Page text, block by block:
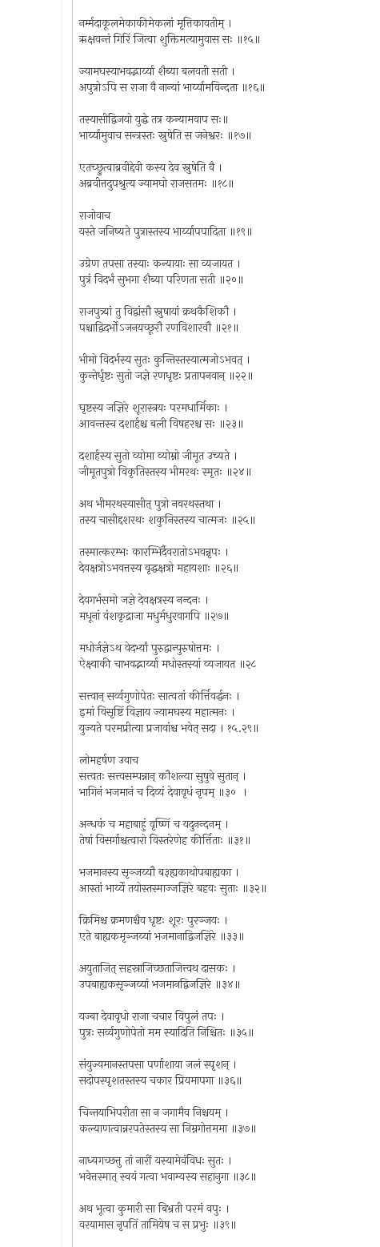
नर्म्मदाकूलमेकाकीमेकलां मृत्तिकावतीम् ।
ऋक्षवन्तं गिरिं जित्वा शुक्तिमत्यामुवास सः ॥१५॥
ज्यामघस्याभवद्भार्य्या शैब्या बलवती सती ।
अपुत्रोऽपि स राजा वै नान्यां भार्य्यामविन्दता ॥१६॥
तस्यासीद्विजयो युद्धे तत्र कन्यामवाप सः॥
भार्य्यामुवाच सन्त्रस्तः स्नुषेति स जनेश्वरः ॥१७॥
एतच्छ्रुत्वाब्रवीद्देवी कस्य देव स्नुषेति वै ।
अब्रवीत्तदुपश्रुत्य ज्यामघो राजसतमः ॥१८॥
राजोवाच
यस्ते जनिष्यते पुत्रास्तस्य भार्य्यापपादिता ॥१९॥
उग्रेण तपसा तस्याः कन्यायाः सा व्यजायत ।
पुत्रं विदर्भं सुभगा शैब्या परिणता सती ॥२०॥
राजपुत्र्यां तु विद्वांसौ स्नुषायां क्रथकैशिकौ ।
पश्चाद्विदर्भोऽजनयच्छूरौ रणविशारवौ ॥२१॥
भीमो विदर्भस्य सुतः कुन्तिस्तस्यात्मजोऽभवत् ।
कुन्तेर्धृष्टः सुतो जज्ञे रणधृष्टः प्रतापनवान् ॥२२॥
घृष्टस्य जज्ञिरे शूरास्त्रयः परमधार्मिकाः ।
आवन्तस्च दशार्हश्च बली विषहरश्च सः ॥२३॥
दशार्हस्य सुतो व्योमा व्योम्नो जीमूत उच्यते ।
जीमूतपुत्रो विकृतिस्तस्य भीमरथः स्मृतः ॥२४॥
अथ भीमरथस्यासीत् पुत्रो नवरथस्तथा ।
तस्य चासीद्दशरथः शकुनिस्तस्य चात्मजः ॥२५॥
तस्मात्करम्भः कारम्भिर्दैवरातोऽभवन्नृपः ।
देवक्षत्रोऽभवत्तस्य वृद्धक्षत्रो महायशाः ॥२६॥
देवगर्भसमो जज्ञे देवक्षत्रस्य नन्दनः ।
मधूनां वंशकृद्राजा मधुर्मधुरवागपि ॥२७॥
मधोर्जज्ञेऽथ वेदर्भ्यां पुरुद्वान्पुरुषोत्तमः ।
ऐक्ष्वाकी चाभवद्भार्य्या मधोस्तस्यां व्यजायत ॥२८
सत्त्वान् सर्व्वगुणोपेतः सात्वतां कीर्त्तिवर्द्धनः ।
इमां विसृष्टिं विज्ञाय ज्यामघस्य महात्मनः ।
युज्यते परमप्रीत्या प्रजावांश्च भवेत् सदा । १५.२९॥
लोमहर्षण उवाच
सत्त्वतः सत्त्वसम्पन्नान् कौशल्या सुषुवे सुतान् ।
भागिनं भजमानं च दिव्यं देवावृधं नृपम् ॥३० ।
अन्धकं च महाबाहुं वृष्णिं च यदुनन्दनम् ।
तेषां विसर्गाश्चत्वारो विस्तरेणेह कीर्त्तिताः ॥३१॥
भजमानस्य सृञ्जय्यौ ब३ह्यकाथोपबाह्यका ।
आस्तां भार्य्ये तयोस्तस्माज्जज्ञिरे बहवः सुताः ॥३२॥
क्रिमिश्च क्रमणश्चैव धृष्टः शूरः पुरञ्जयः ।
एते बाह्यकमृञ्जय्यां भजमानाद्विजज्ञिरे ॥३३॥
अयुताजित् सहस्राजिच्छताजित्त्वथ दासकः ।
उपबाह्यकसृञ्जय्यां भजमानद्विजज्ञिरे ॥३४॥
यज्वा देवावृधो राजा चचार विपुलं तपः ।
पुत्रः सर्व्वगुणोपेतो मम स्यादिति निश्चितः ॥३५॥
संयुज्यमानस्तपसा पर्णाशाया जलं स्पृशन् ।
सदोपस्पृशतस्तस्य चकार प्रियमापगा ॥३६॥
चिन्तयाभिपरीता सा न जगामैव निश्चयम् ।
कल्याणत्वान्नरपतेस्तस्य सा निम्नगोत्तममा ॥३७॥
नाध्यगच्छत्तु तां नारीं यस्यामेवंविधः सुतः ।
भवेत्तस्मात् स्वयं गत्वा भवाम्यस्य सहानुगा ॥३८॥
अथ भूत्वा कुमारी सा बिभ्रती परमं वपुः ।
वरयामास नृपतिं तामियेष च स प्रभुः ॥३९॥